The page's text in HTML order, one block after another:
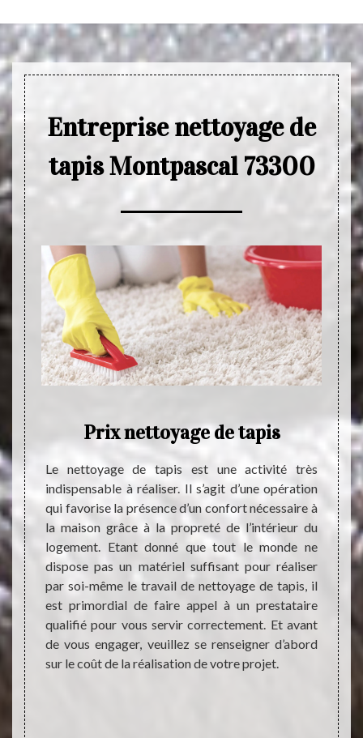
Entreprise nettoyage de
tapis Montpascal 73300
à
en
va
est
une
tout
une
sur
Prix nettoyage de tapis
Le nettoyage de tapis est une activité très
indispensable à réaliser. Il s’agit d’une opération
qui favorise la présence d’un confort nécessaire à
la maison grâce à la propreté de l’intérieur du
logement. Etant donné que tout le monde ne
dispose pas un matériel suffisant pour réaliser
par soi-même le travail de nettoyage de tapis, il
est primordial de faire appel à un prestataire
qualifié pour vous servir correctement. Et avant
de vous engager, veuillez se renseigner d’abord
sur le coût de la réalisation de votre projet.
Les
il va